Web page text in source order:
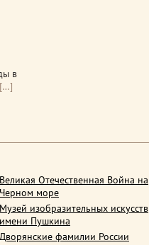
в
[…]
Великая Отечественная Война на
Черном море
Музей изобразительных искусств
имени Пушкина
Дворянские фамилии России